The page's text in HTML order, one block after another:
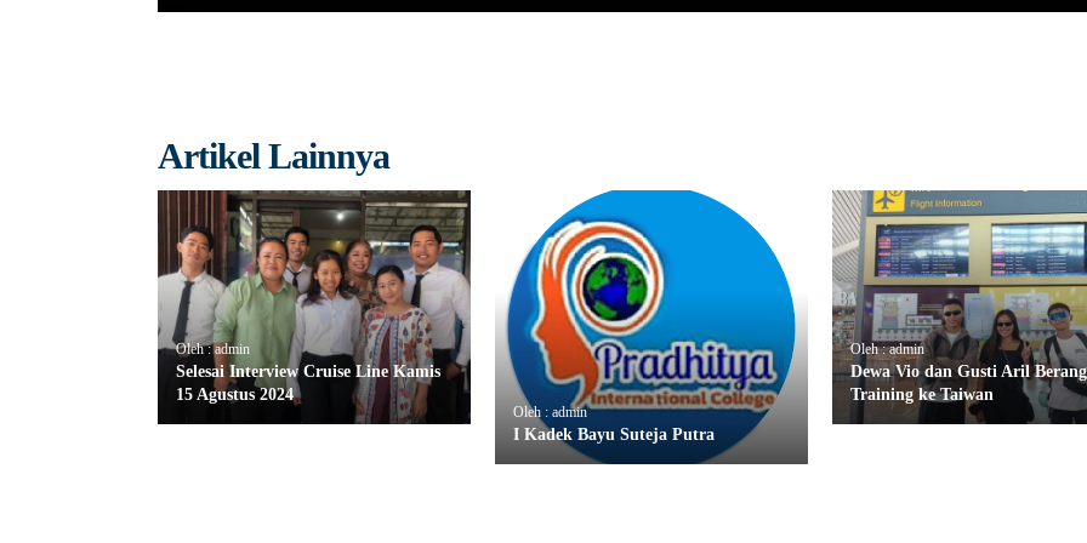
Artikel Lainnya
Oleh : admin
Selesai Interview Cruise Line Kamis
15 Agustus 2024
Oleh : admin
I Kadek Bayu Suteja Putra
Oleh : admin
Dewa Vio dan Gusti Aril
Training ke Taiwan